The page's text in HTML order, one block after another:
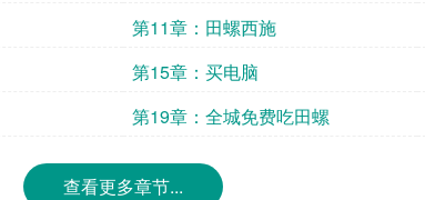
第11章：田螺西施
第15章：买电脑
第19章：全城免费吃田螺
查看更多章节...